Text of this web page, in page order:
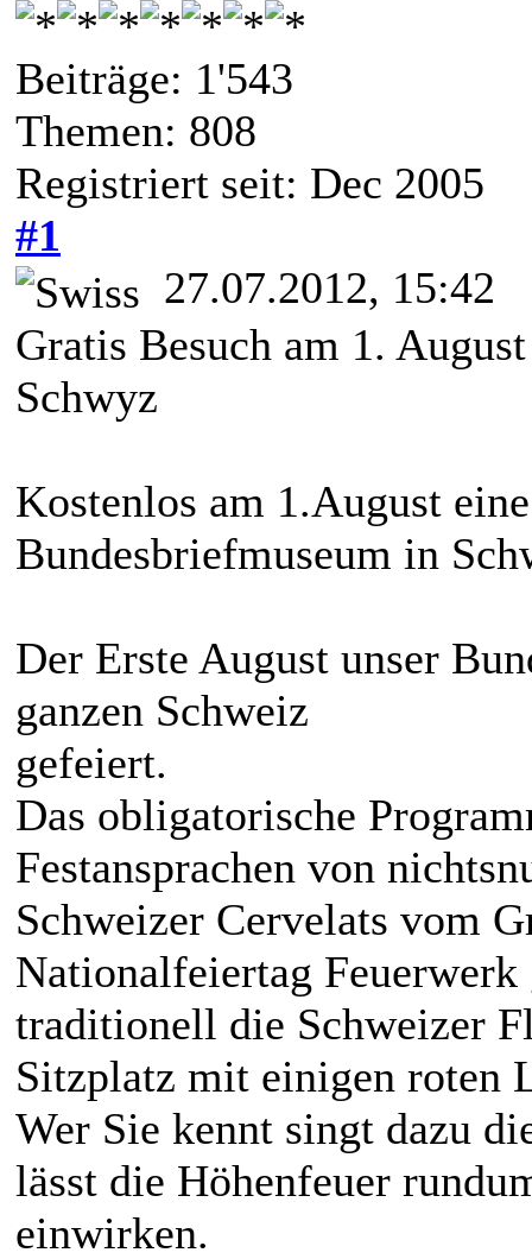
Beiträge: 1'543
Themen: 808
Registriert seit: Dec 2005
#1
27.07.2012, 15:42
Gratis Besuch am 1.
Schwyz
Kostenlos am 1.August
Bundesbriefmuseum in
Der Erste August unser
ganzen Schweiz
gefeiert.
Das obligatorische
Festansprachen von
Schweizer Cervelats vom
Nationalfeiertag Feuerwerk
traditionell die Schweizer
Sitzplatz mit einigen roten
Wer Sie kennt singt dazu
lässt die Höhenfeuer
einwirken.